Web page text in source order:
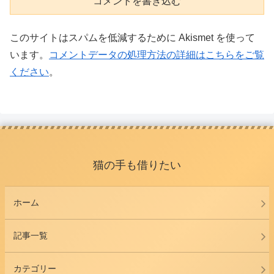
このサイトはスパムを低減するために Akismet を使って
います。
コメントデータの処理方法の詳細はこちらをご覧
ください。
猫の手も借りたい
ホーム
記事一覧
カテゴリー